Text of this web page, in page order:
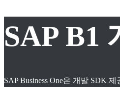
SAP B1
SAP Business One은 개발 SDK